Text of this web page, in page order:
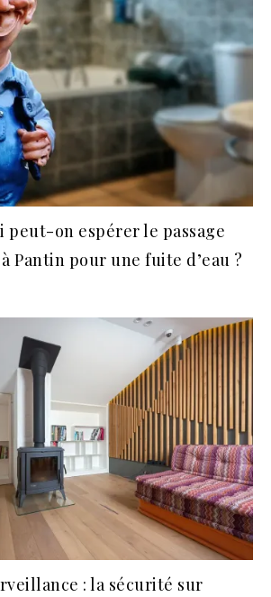
peut-on espérer le passage
Pantin pour une fuite d’eau ?
: la sécurité sur